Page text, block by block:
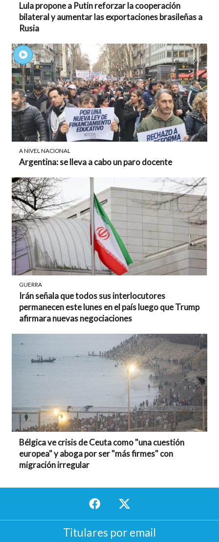
Lula propone a Putin reforzar la cooperación
bilateral y aumentar las exportaciones brasileñas a
Rusia
A NIVEL NACIONAL
Argentina: se lleva a cabo un paro docente
GUERRA
Irán señala que todos sus interlocutores
permanecen este lunes en el país luego que Trump
afirmara nuevas negociaciones
Bélgica ve crisis de Ceuta como "una cuestión
europea" y aboga por ser "más firmes" con
migración irregular
Titulares por email